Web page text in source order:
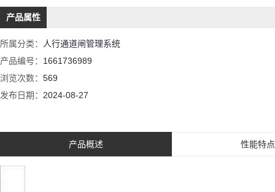
产品属性
所属分类：
人行通道闸管理系统
产品编号： 1661736989
浏览次数： 569
发布日期： 2024-08-27
产品概述 性能特点